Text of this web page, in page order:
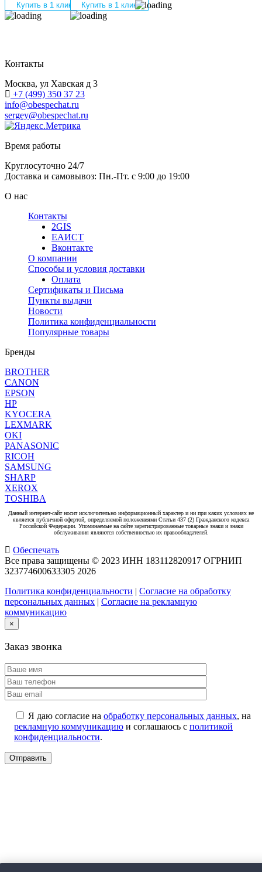
Купить в 1 клик Купить в 1 клик
Контакты
Москва, ул Хавская д 3
+7 (499) 350 37 23
info@obespechat.ru
sergey@obespechat.ru
Время работы
Круглосуточно 24/7
Доставка и самовывоз: Пн.-Пт. с 9:00 до 19:00
О нас
Контакты
2GIS
ЕАИСТ
Вконтакте
О компании
Способы и условия доставки
Оплата
Сертификаты и Письма
Пункты выдачи
Новости
Политика конфиденциальности
Популярные товары
Бренды
BROTHER
CANON
EPSON
HP
KYOCERA
LEXMARK
OKI
PANASONIC
RICOH
SAMSUNG
SHARP
XEROX
TOSHIBA
Данный интернет-сайт носит исключительно информационный характер и ни при каких условиях не
является публичной офертой, определяемой положениями Статьи 437 (2) Гражданского кодекса
Российской Федерации. Упоминаемые на сайте зарегистрированные товарные знаки и знаки
обслуживания являются собственностью их правообладателей.
Обеспечать
Все права защищены © 2023 ИНН 183112820917 ОГРНИП
323774600633305 2026
Политика конфиденциальности | Согласие на обработку
персональных данных | Согласие на рекламную
коммуникацию
×
Заказ звонка
Я даю согласие на обработку персональных данных, на
рекламную коммуникацию и соглашаюсь с политикой
конфиденциальности.